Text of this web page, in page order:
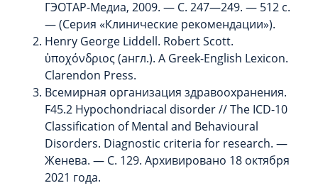
ГЭОТАР-Медиа, 2009. — С. 247—249. — 512 с.
— (Серия «Клинические рекомендации»).
Henry George Liddell. Robert Scott.
ὑποχόνδριος (англ.). A Greek-English Lexicon.
Clarendon Press.
Всемирная организация здравоохранения.
F45.2 Hypochondriacal disorder // The ICD-10
Classification of Mental and Behavioural
Disorders. Diagnostic criteria for research. —
Женева. — С. 129. Архивировано 18 октября
2021 года.